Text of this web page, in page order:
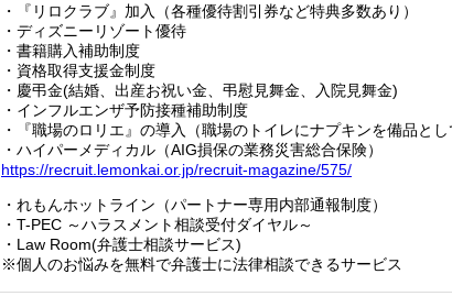
・『リロクラブ』加入（各種優待割引券など特典多数あり）
・ディズニーリゾート優待
・書籍購入補助制度
・資格取得支援金制度
・慶弔金(結婚、出産お祝い金、弔慰見舞金、入院見舞金)
・インフルエンザ予防接種補助制度
・『職場のロリエ』の導入（職場のトイレにナプキンを備品と
・ハイパーメディカル（AIG損保の業務災害総合保険）
https://recruit.lemonkai.or.jp/recruit-magazine/575/
・れもんホットライン（パートナー専用内部通報制度）
・T-PEC ～ハラスメント相談受付ダイヤル～
・Law Room(弁護士相談サービス)
※個人のお悩みを無料で弁護士に法律相談できるサービス